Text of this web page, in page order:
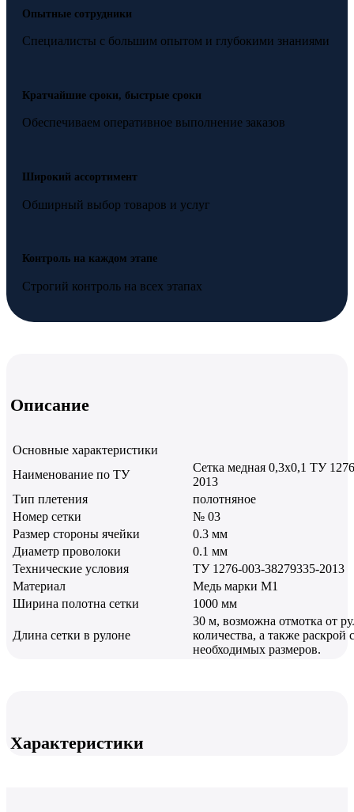
Опытные сотрудники
Специалисты с большим опытом и глубокими знаниями
Кратчайшие сроки, быстрые сроки
Обеспечиваем оперативное выполнение заказов
Широкий ассортимент
Обширный выбор товаров и услуг
Контроль на каждом этапе
Строгий контроль на всех этапах
Описание
Основные характеристики
Наименование по ТУ
Сетка медная 0,3х0,1 ТУ
2013
Тип плетения
полотняное
Номер сетки
№ 03
Размер стороны ячейки
0.3 мм
Диаметр проволоки
0.1 мм
Технические условия
ТУ 1276-003-38279335-2013
Материал
Медь марки М1
Ширина полотна сетки
1000 мм
Длина сетки в рулоне
30 м, возможна отмотка от
количества, а также раскрой
необходимых размеров.
Характеристики